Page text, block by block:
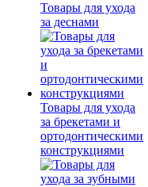
Товары для ухода
за деснами
Товары для ухода
за брекетами и
ортодонтическими
конструкциями